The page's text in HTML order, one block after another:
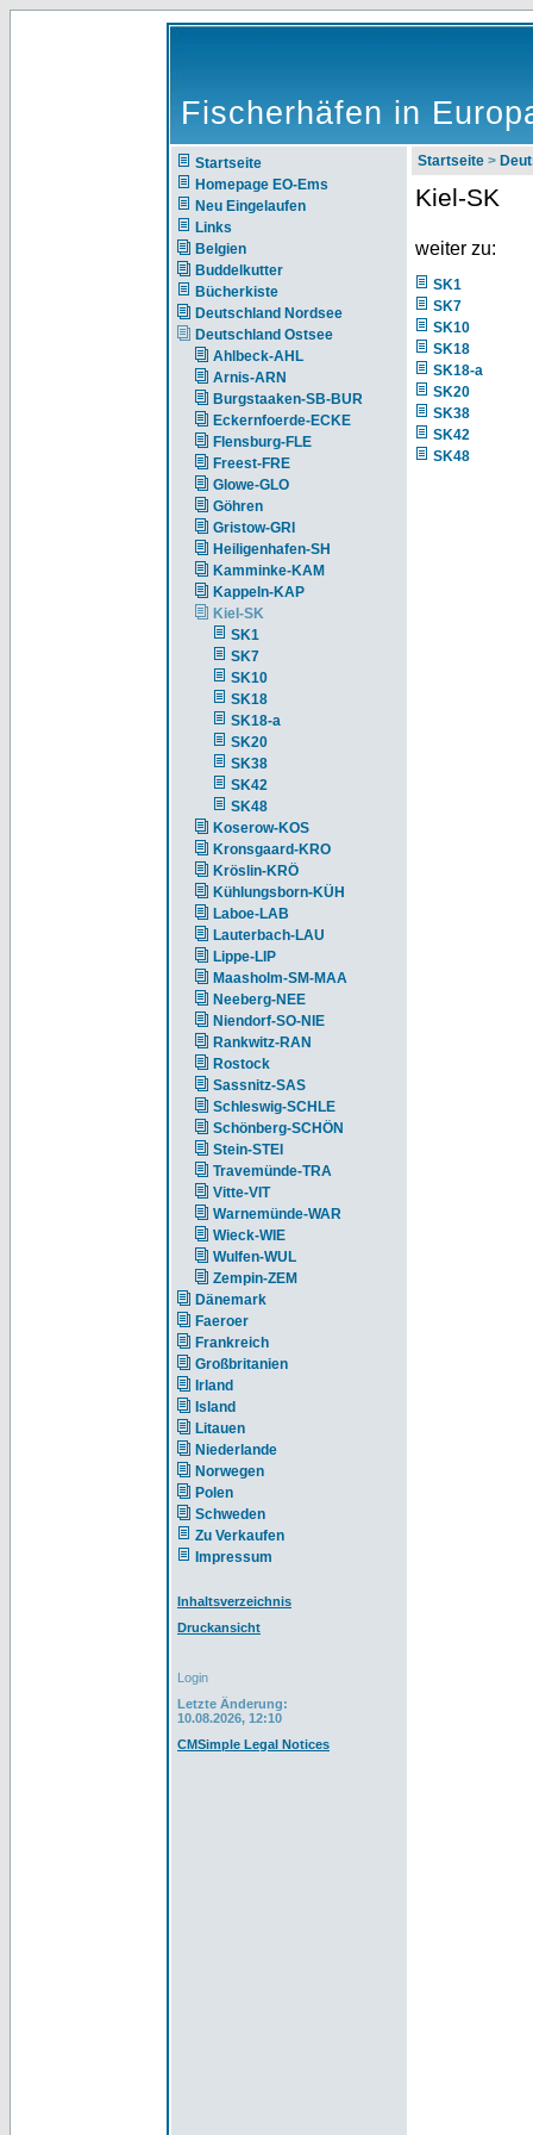
Fischerhäfen in
Startseite
Homepage EO-Ems
Neu Eingelaufen
Links
Belgien
Buddelkutter
Bücherkiste
Deutschland Nordsee
Deutschland Ostsee
Ahlbeck-AHL
Arnis-ARN
Burgstaaken-SB-BUR
Eckernfoerde-ECKE
Flensburg-FLE
Freest-FRE
Glowe-GLO
Göhren
Gristow-GRI
Heiligenhafen-SH
Kamminke-KAM
Kappeln-KAP
Kiel-SK
SK1
SK7
SK10
SK18
SK18-a
SK20
SK38
SK42
SK48
Koserow-KOS
Kronsgaard-KRO
Kröslin-KRÖ
Kühlungsborn-KÜH
Laboe-LAB
Lauterbach-LAU
Lippe-LIP
Maasholm-SM-MAA
Neeberg-NEE
Niendorf-SO-NIE
Rankwitz-RAN
Rostock
Sassnitz-SAS
Schleswig-SCHLE
Schönberg-SCHÖN
Stein-STEI
Travemünde-TRA
Vitte-VIT
Warnemünde-WAR
Wieck-WIE
Wulfen-WUL
Zempin-ZEM
Dänemark
Faeroer
Frankreich
Großbritanien
Irland
Island
Litauen
Niederlande
Norwegen
Polen
Schweden
Zu Verkaufen
Impressum
Inhaltsverzeichnis
Druckansicht
Login
Letzte Änderung:
10.08.2026, 12:10
CMSimple Legal Notices
Startseite >
Kiel-SK
weiter zu:
SK1
SK7
SK10
SK18
SK18-a
SK20
SK38
SK42
SK48